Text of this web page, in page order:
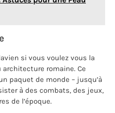
si vous voulez vous la
romaine. Ce
paquet de monde – jusqu’à
à des combats, des jeux,
de l’époque.